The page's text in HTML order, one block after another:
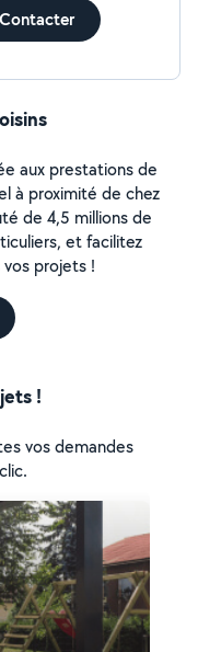
Contacter
aux prestations de
à proximité de chez
de 4,5 millions de
et facilitez
projets !
!
vos demandes